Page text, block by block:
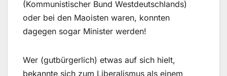
(Kommunistischer Bund Westdeutschlands)
oder bei den Maoisten waren, konnten
dagegen sogar Minister werden!
Wer (gutbürgerlich) etwas auf sich hielt,
bekannte sich zum Liberalismus als einem